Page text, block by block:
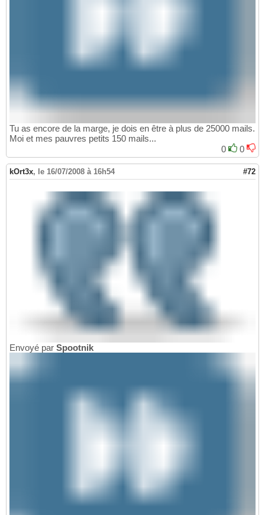
Tu as encore de la marge, je dois en être à plus de 25000 mails.
Moi et mes pauvres petits 150 mails...
0
0
kOrt3x, le 16/07/2008 à 16h54 #72
Envoyé par Spootnik